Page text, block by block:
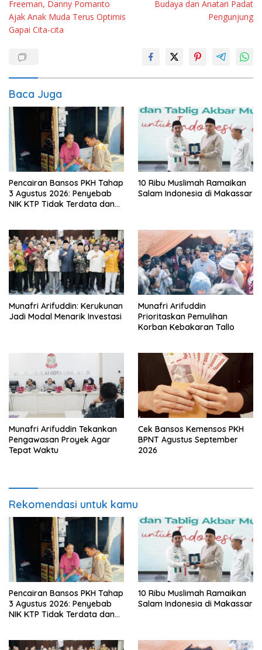
Freeman, Danny Pomanto
Ajak Anak Muda Terus Optimis
Gapai Cita-cita
Budaya dan Anatari Padat
Pengunjung
Baca Juga
Pencairan Bansos PKH Tahap
3 Agustus 2026: Penyebab
NIK KTP Tidak Terdata dan
10 Ribu Muslimah Ramaikan
Salam Indonesia di Makassar
Munafri Arifuddin: Kerukunan
Jadi Modal Menarik Investasi
Munafri Arifuddin
Prioritaskan Pemulihan
Korban Kebakaran Tallo
Munafri Arifuddin Tekankan
Pengawasan Proyek Agar
Tepat Waktu
Cek Bansos Kemensos PKH
BPNT Agustus September
2026
Rekomendasi untuk kamu
Pencairan Bansos PKH Tahap
3 Agustus 2026: Penyebab
NIK KTP Tidak Terdata dan
10 Ribu Muslimah Ramaikan
Salam Indonesia di Makassar